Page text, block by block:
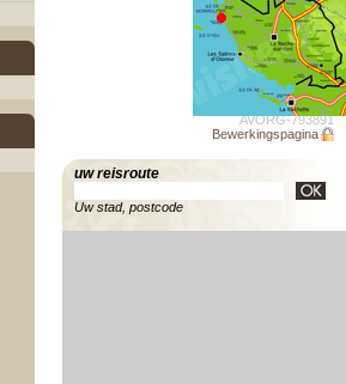
AVORG-793891
Bewerkingspagina
uw reisroute
Uw stad, postcode